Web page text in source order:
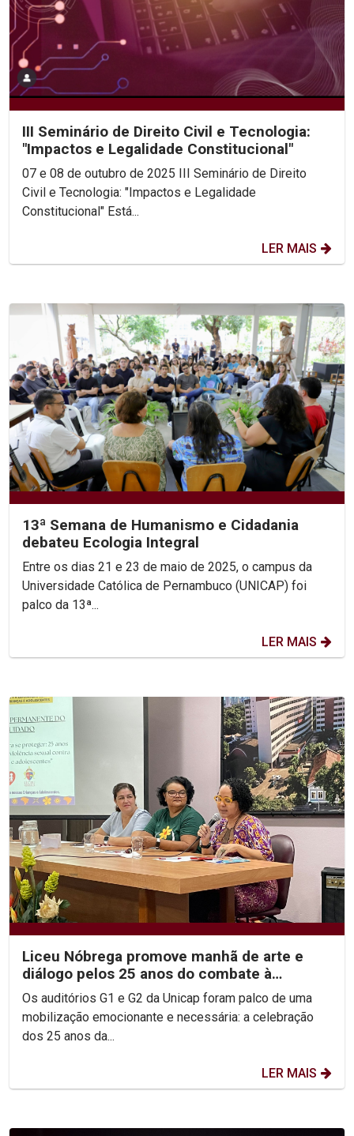
III Seminário de Direito Civil e Tecnologia:
"Impactos e Legalidade Constitucional"
07 e 08 de outubro de 2025 III Seminário de Direito
Civil e Tecnologia: "Impactos e Legalidade
Constitucional" Está...
LER MAIS
13ª Semana de Humanismo e Cidadania
debateu Ecologia Integral
Entre os dias 21 e 23 de maio de 2025, o campus da
Universidade Católica de Pernambuco (UNICAP) foi
palco da 13ª...
LER MAIS
Liceu Nóbrega promove manhã de arte e
diálogo pelos 25 anos do combate à
violência sexual infantil
Os auditórios G1 e G2 da Unicap foram palco de uma
mobilização emocionante e necessária: a celebração
dos 25 anos da...
LER MAIS